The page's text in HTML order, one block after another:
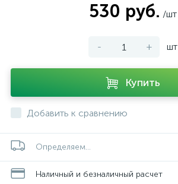
530 руб. /шт
- + шт
Купить
Добавить к сравнению
Определяем...
Наличный и безналичный расчет